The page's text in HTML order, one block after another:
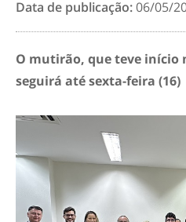
Data de publicação:06/05/
O mutirão, que teve início
seguirá até sexta-feira (16)